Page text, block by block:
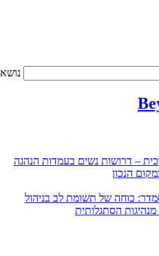
נושא
– דרושות נשים בעמדות הנהגה
הנכון
כוחה של תשומת לב בניהול
הסתגלותית